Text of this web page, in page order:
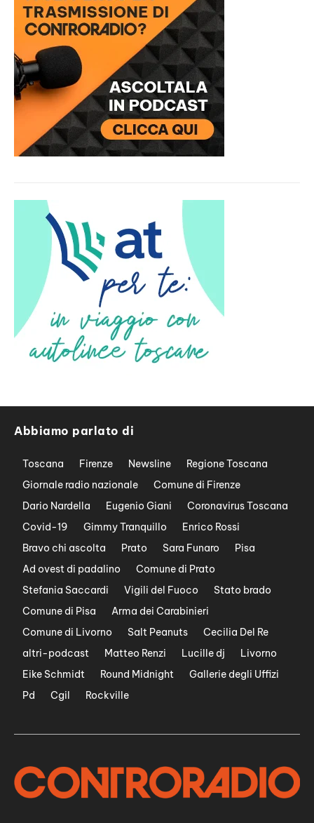
Abbiamo parlato di
Toscana Firenze Newsline
Regione Toscana
Giornale radio nazionale
Comune di Firenze
Dario Nardella
Eugenio Giani
Coronavirus Toscana
Covid-19
Gimmy Tranquillo
Enrico Rossi
Bravo chi ascolta
Prato Sara Funaro
Pisa
Ad ovest di padalino
Comune di Prato
Stefania Saccardi
Vigili del Fuoco
Stato brado
Comune di Pisa
Arma dei Carabinieri
Comune di Livorno
Salt Peanuts
Cecilia Del Re
altri-podcast
Matteo Renzi Lucille dj
Livorno
Eike Schmidt
Round Midnight
Gallerie degli Uffizi
Pd
Cgil Rockville